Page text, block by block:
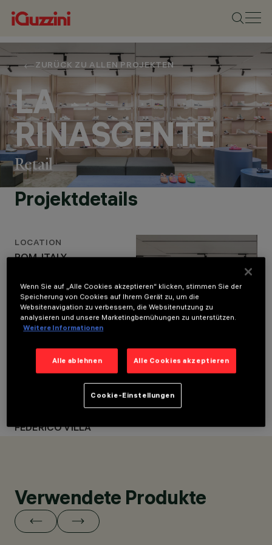
ZURÜCK ZU ALLEN PROJEKTEN
LA
RINASCENTE
Retail
ROM, ITALY
JAHR
ARCHITEKTURDESIGN
STUDIO WOK
LICHTDESIGN
LA RINASCENTE
DESIGN STORE DEPT.
Projektdetails
LOCATION
ROM, ITALY
2023
ARCHITEKTURDESIGN
STUDIO WOK
LA RINASCENTE DESIGN
STORE DEPT.
FEDERICO VILLA
Verwendete Produkte
Wenn Sie auf „Alle Cookies akzeptieren“ klicken, stimmen Sie der
Speicherung von Cookies auf Ihrem Gerät zu, um die
Websitenavigation zu verbessern, die Websitenutzung zu
analysieren und unsere Marketingbemühungen zu unterstützen.
Weitere Informationen
Alle ablehnen Alle Cookies akzeptieren
Cookie-Einstellungen